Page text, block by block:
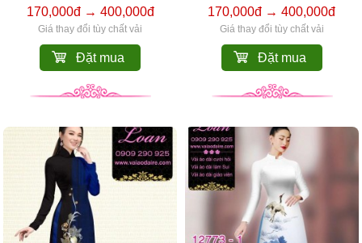
170,000đ → 400,000đ
Giá thay đổi tùy chất vải
Đặt mua
170,000đ → 400,000đ
Giá thay đổi tùy chất vải
Đặt mua